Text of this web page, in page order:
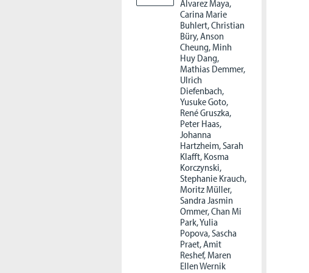
Alvarez Maya,
Carina Marie
Buhlert, Christian
Büry, Anson
Cheung, Minh
Huy Dang,
Mathias Demmer,
Ulrich
Diefenbach,
Yusuke Goto,
René Gruszka,
Peter Haas,
Johanna
Hartzheim, Sarah
Klafft, Kosma
Korczynski,
Stephanie Krauch,
Moritz Müller,
Sandra Jasmin
Ommer, Chan Mi
Park, Yulia
Popova, Sascha
Praet, Amit
Reshef, Maren
Ellen Wernik